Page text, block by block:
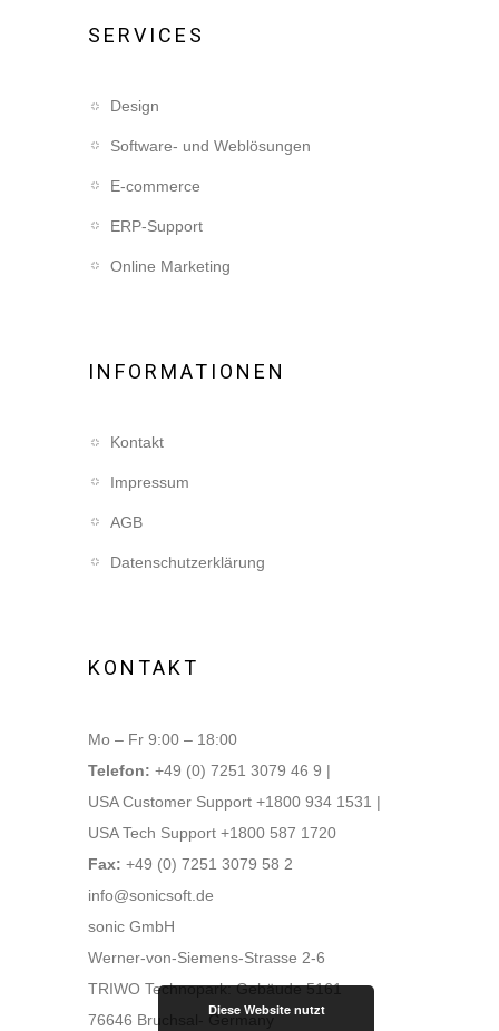
SERVICES
Design
Software- und Weblösungen
E-commerce
ERP-Support
Online Marketing
INFORMATIONEN
Kontakt
Impressum
AGB
Datenschutzerklärung
KONTAKT
Mo – Fr 9:00 – 18:00
Telefon: +49 (0) 7251 3079 46 9 |
USA Customer Support +1800 934 1531 |
USA Tech Support +1800 587 1720
Fax: +49 (0) 7251 3079 58 2
info@sonicsoft.de
sonic GmbH
Werner-von-Siemens-Strasse 2-6
TRIWO Technopark: Gebäude 5161
76646 Bruchsal- Germany
Diese Website nutzt